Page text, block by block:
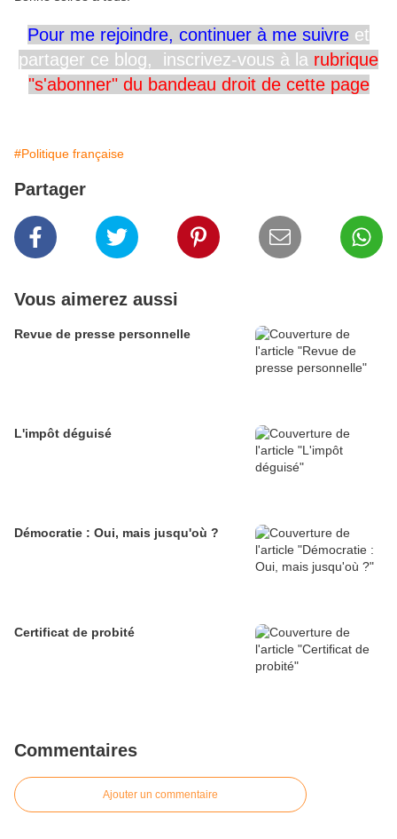
Pour me rejoindre, continuer à me suivre et
partager ce blog, inscrivez-vous à la rubrique
"s'abonner" du bandeau droit de cette page
#Politique française
Partager
Vous aimerez aussi
Revue de presse personnelle
L'impôt déguisé
Démocratie : Oui, mais jusqu'où ?
Certificat de probité
Commentaires
Ajouter un commentaire